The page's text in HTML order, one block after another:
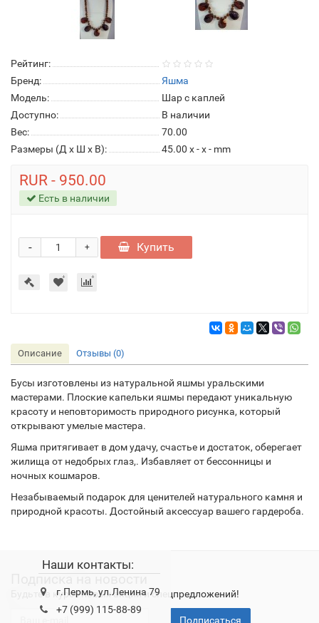
Рейтинг:
Бренд:
Яшма
Модель:
Шар с каплей
Доступно:
В наличии
Вес:
70.00
Размеры (Д x Ш x В):
45.00 x - x - mm
RUR - 950.00
Есть в наличии
+
- Купить
Описание Отзывы (0)
Бусы изготовлены из натуральной яшмы уральскими
мастерами. Плоские капельки яшмы передают уникальную
красоту и неповторимость природного рисунка, который
открывают умелые мастера.
Яшма притягивает в дом удачу, счастье и достаток, оберегает
жилища от недобрых глаз,. Избавляет от бессонницы и
ночных кошмаров.
Незабываемый подарок для ценителей натурального камня и
природной красоты. Достойный аксессуар вашего гардероба.
Наши контакты:
г.Пермь, ул.Ленина 79
+7 (999) 115-88-89
Подписка на новости
Будьте в курсе новых акций и спецпредложений!
Подписаться